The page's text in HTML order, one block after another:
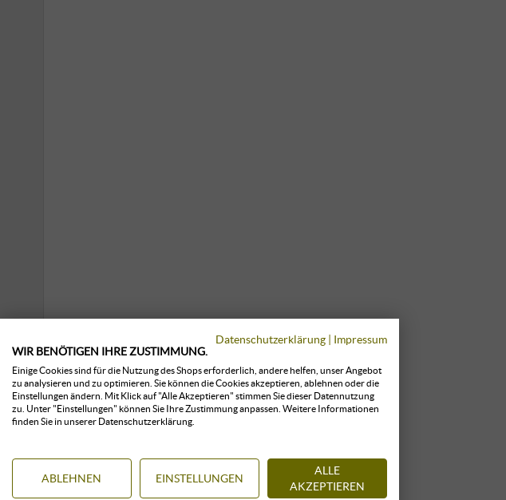
Datenschutzerklärung | Impressum
WIR BENÖTIGEN IHRE ZUSTIMMUNG.
Einige Cookies sind für die Nutzung des Shops erforderlich, andere helfen, unser Angebot
zu analysieren und zu optimieren. Sie können die Cookies akzeptieren, ablehnen oder die
Einstellungen ändern. Mit Klick auf "Alle Akzeptieren" stimmen Sie dieser Datennutzung
zu. Unter "Einstellungen" können Sie Ihre Zustimmung anpassen. Weitere Informationen
finden Sie in unserer Datenschutzerklärung.
ABLEHNEN EINSTELLUNGEN
ALLE
AKZEPTIEREN